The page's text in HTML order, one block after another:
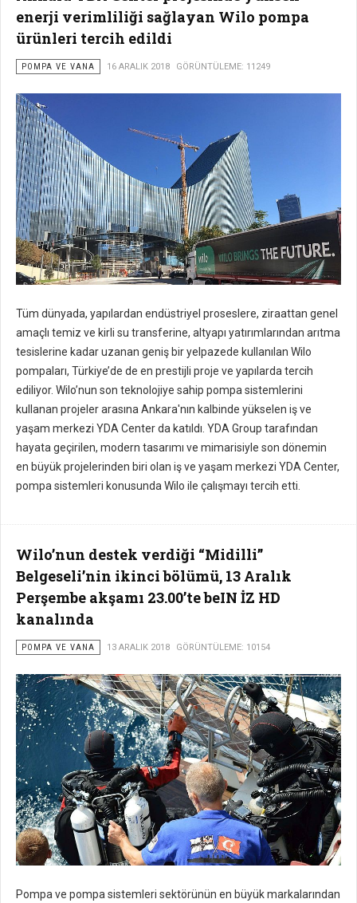
enerji verimliliği sağlayan Wilo pompa
ürünleri tercih edildi
POMPA VE VANA 16 ARALIK 2018 GÖRÜNTÜLEME: 11249
Tüm dünyada, yapılardan endüstriyel proseslere, ziraattan genel
amaçlı temiz ve kirli su transferine, altyapı yatırımlarından arıtma
tesislerine kadar uzanan geniş bir yelpazede kullanılan Wilo
pompaları, Türkiye’de de en prestijli proje ve yapılarda tercih
ediliyor. Wilo’nun son teknolojiye sahip pompa sistemlerini
kullanan projeler arasına Ankara'nın kalbinde yükselen iş ve
yaşam merkezi YDA Center da katıldı. YDA Group tarafından
hayata geçirilen, modern tasarımı ve mimarisiyle son dönemin
en büyük projelerinden biri olan iş ve yaşam merkezi YDA Center,
pompa sistemleri konusunda Wilo ile çalışmayı tercih etti.
Wilo’nun destek verdiği “Midilli”
Belgeseli’nin ikinci bölümü, 13 Aralık
Perşembe akşamı 23.00’te beIN İZ HD
kanalında
POMPA VE VANA 13 ARALIK 2018 GÖRÜNTÜLEME: 10154
Pompa ve pompa sistemleri sektörünün en büyük markalarından